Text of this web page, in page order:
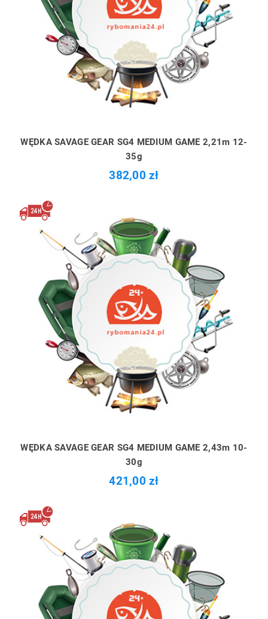
WĘDKA SAVAGE GEAR SG4 MEDIUM GAME 2,21m 12-
35g
382,00 zł
WĘDKA SAVAGE GEAR SG4 MEDIUM GAME 2,43m 10-
30g
421,00 zł